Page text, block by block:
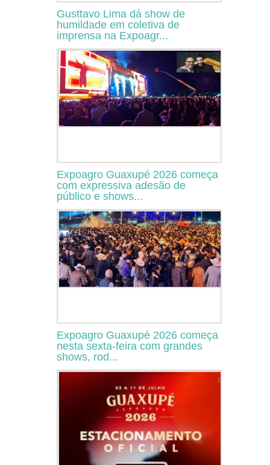
Gusttavo Lima dá show de
humildade em coletiva de
imprensa na Expoagr...
Expoagro Guaxupé 2026 começa
com expressiva adesão de
público e shows...
Expoagro Guaxupé 2026 começa
nesta sexta-feira com grandes
shows, rod...